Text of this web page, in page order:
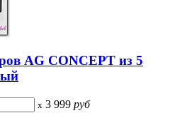
AG CONCEPT из 5
x 3 999 руб